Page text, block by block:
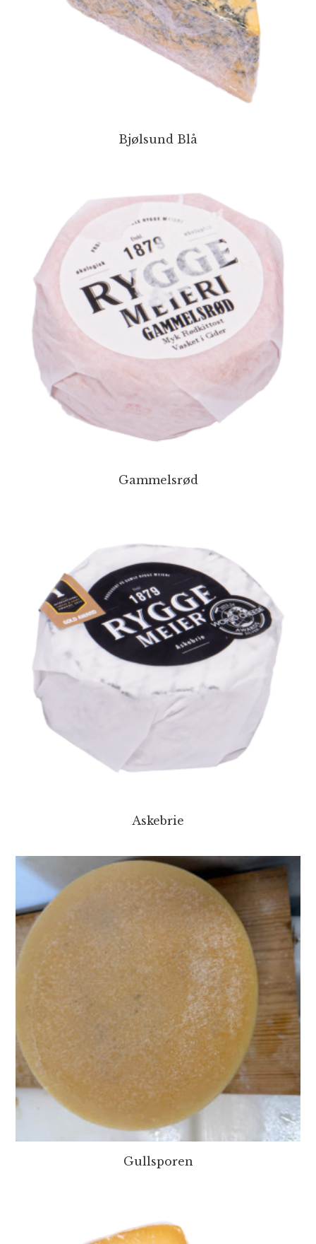
Bjølsund Blå
Gammelsrød
Askebrie
Gullsporen